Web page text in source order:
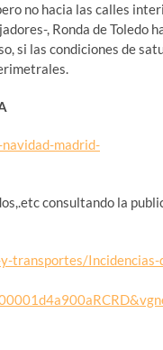
no hacia las calles
, Ronda de Toledo
si las condiciones de
consultando la
transportes/Incidencias-